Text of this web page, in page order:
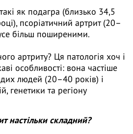
як подагра (близько 34,5
псоріатичний артрит (20–
більш поширеними.
артриту? Ця патологія хоч і
особливості: вона частіше
людей (20–40 років) і
генетики та регіону
настільки складний?